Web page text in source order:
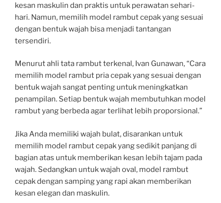
kesan maskulin dan praktis untuk perawatan sehari-
hari. Namun, memilih model rambut cepak yang sesuai
dengan bentuk wajah bisa menjadi tantangan
tersendiri.
Menurut ahli tata rambut terkenal, Ivan Gunawan, “Cara
memilih model rambut pria cepak yang sesuai dengan
bentuk wajah sangat penting untuk meningkatkan
penampilan. Setiap bentuk wajah membutuhkan model
rambut yang berbeda agar terlihat lebih proporsional.”
Jika Anda memiliki wajah bulat, disarankan untuk
memilih model rambut cepak yang sedikit panjang di
bagian atas untuk memberikan kesan lebih tajam pada
wajah. Sedangkan untuk wajah oval, model rambut
cepak dengan samping yang rapi akan memberikan
kesan elegan dan maskulin.